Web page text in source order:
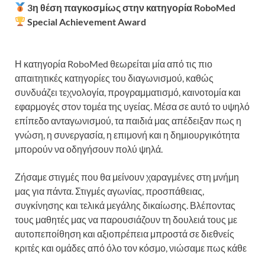
3η θέση παγκοσμίως στην κατηγορία RoboMed
Special Achievement Award
Η κατηγορία RoboMed θεωρείται μία από τις πιο
απαιτητικές κατηγορίες του διαγωνισμού, καθώς
συνδυάζει τεχνολογία, προγραμματισμό, καινοτομία και
εφαρμογές στον τομέα της υγείας. Μέσα σε αυτό το υψηλό
επίπεδο ανταγωνισμού, τα παιδιά μας απέδειξαν πως η
γνώση, η συνεργασία, η επιμονή και η δημιουργικότητα
μπορούν να οδηγήσουν πολύ ψηλά.
Ζήσαμε στιγμές που θα μείνουν χαραγμένες στη μνήμη
μας για πάντα. Στιγμές αγωνίας, προσπάθειας,
συγκίνησης και τελικά μεγάλης δικαίωσης. Βλέποντας
τους μαθητές μας να παρουσιάζουν τη δουλειά τους με
αυτοπεποίθηση και αξιοπρέπεια μπροστά σε διεθνείς
κριτές και ομάδες από όλο τον κόσμο, νιώσαμε πως κάθε